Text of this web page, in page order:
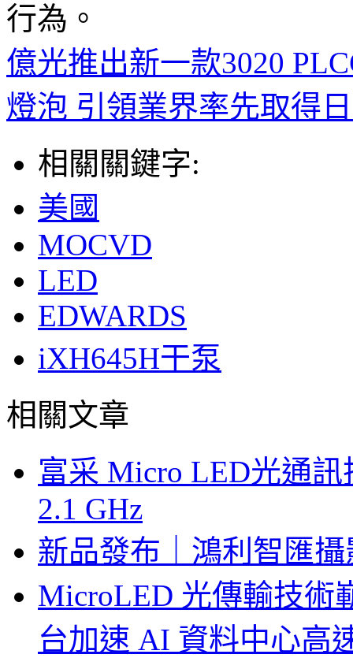
行為。
億光推出新一款3020
燈泡 引領業界率先取得
相關關鍵字:
美國
MOCVD
LED
EDWARDS
iXH645H干泵
相關文章
富采 Micro LED光通
2.1 GHz
新品發布｜鴻利智匯
MicroLED 光傳輸技術
台加速 AI 資料中心高